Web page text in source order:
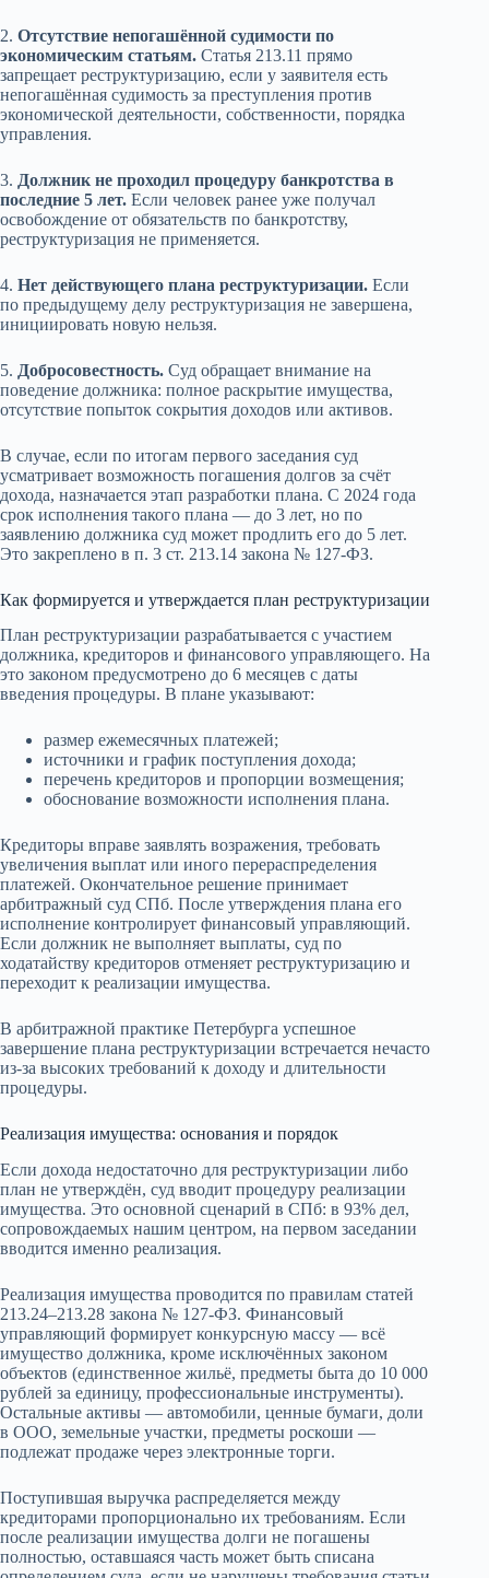
2. Отсутствие непогашённой судимости по
экономическим статьям. Статья 213.11 прямо
запрещает реструктуризацию, если у заявителя есть
непогашённая судимость за преступления против
экономической деятельности, собственности, порядка
управления.
3. Должник не проходил процедуру банкротства в
последние 5 лет. Если человек ранее уже получал
освобождение от обязательств по банкротству,
реструктуризация не применяется.
4. Нет действующего плана реструктуризации. Если
по предыдущему делу реструктуризация не завершена,
инициировать новую нельзя.
5. Добросовестность. Суд обращает внимание на
поведение должника: полное раскрытие имущества,
отсутствие попыток сокрытия доходов или активов.
В случае, если по итогам первого заседания суд
усматривает возможность погашения долгов за счёт
дохода, назначается этап разработки плана. С 2024 года
срок исполнения такого плана — до 3 лет, но по
заявлению должника суд может продлить его до 5 лет.
Это закреплено в п. 3 ст. 213.14 закона № 127-ФЗ.
Как формируется и утверждается план реструктуризации
План реструктуризации разрабатывается с участием
должника, кредиторов и финансового управляющего. На
это законом предусмотрено до 6 месяцев с даты
введения процедуры. В плане указывают:
размер ежемесячных платежей;
источники и график поступления дохода;
перечень кредиторов и пропорции возмещения;
обоснование возможности исполнения плана.
Кредиторы вправе заявлять возражения, требовать
увеличения выплат или иного перераспределения
платежей. Окончательное решение принимает
арбитражный суд СПб. После утверждения плана его
исполнение контролирует финансовый управляющий.
Если должник не выполняет выплаты, суд по
ходатайству кредиторов отменяет реструктуризацию и
переходит к реализации имущества.
В арбитражной практике Петербурга успешное
завершение плана реструктуризации встречается нечасто
из-за высоких требований к доходу и длительности
процедуры.
Реализация имущества: основания и порядок
Если дохода недостаточно для реструктуризации либо
план не утверждён, суд вводит процедуру реализации
имущества. Это основной сценарий в СПб: в 93% дел,
сопровождаемых нашим центром, на первом заседании
вводится именно реализация.
Реализация имущества проводится по правилам статей
213.24–213.28 закона № 127-ФЗ. Финансовый
управляющий формирует конкурсную массу — всё
имущество должника, кроме исключённых законом
объектов (единственное жильё, предметы быта до 10 000
рублей за единицу, профессиональные инструменты).
Остальные активы — автомобили, ценные бумаги, доли
в ООО, земельные участки, предметы роскоши —
подлежат продаже через электронные торги.
Поступившая выручка распределяется между
кредиторами пропорционально их требованиям. Если
после реализации имущества долги не погашены
полностью, оставшаяся часть может быть списана